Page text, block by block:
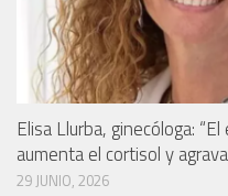
Elisa Llurba, ginecóloga:
aumenta el cortisol y
29 JUNIO, 2026